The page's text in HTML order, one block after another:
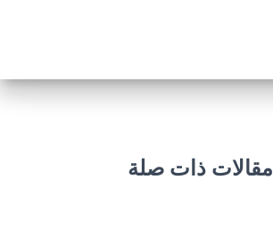
مقالات ذات صلة